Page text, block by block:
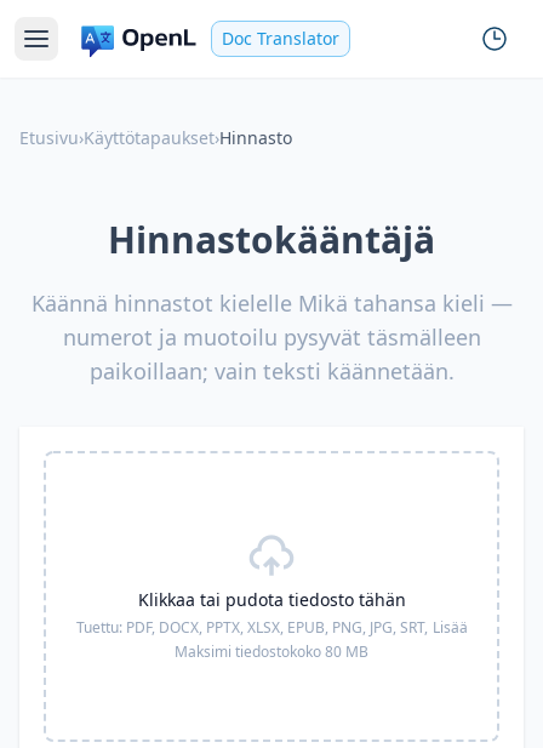
Doc Translator
Etusivu›Käyttötapaukset›Hinnasto
Hinnastokääntäjä
Käännä hinnastot kielelle Mikä tahansa kieli —
numerot ja muotoilu pysyvät täsmälleen
paikoillaan; vain teksti käännetään.
Klikkaa tai pudota tiedosto tähän
Tuettu: PDF, DOCX, PPTX, XLSX, EPUB, PNG, JPG, SRT, Lisää
Maksimi tiedostokoko 80 MB